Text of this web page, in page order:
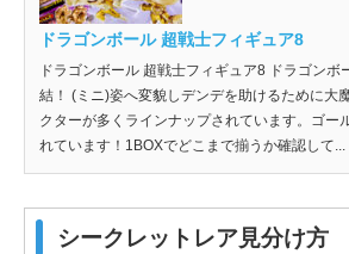
ドラゴンボール 超戦士フィギュア8
ドラゴンボール 超戦士フィギュア8 ドラゴンボ
結！ (ミニ)姿へ変貌しデンデを助けるために大
クターが多くラインナップされています。ゴー
れています！1BOXでどこまで揃うか確認して...
シークレットレア見分け方